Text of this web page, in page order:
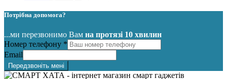
Потрібна допомога?
...ми перезвонимо Вам на протязі 10 хвилин
Номер телефону *
Email
Передзвоніть мені